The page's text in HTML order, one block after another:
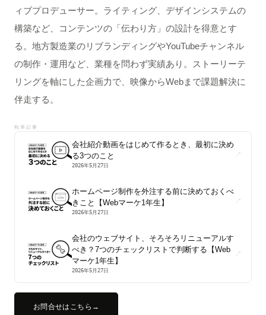
ィブプロデューサー。ライティング、デザインシステムの
構築など、コンテンツの「伝わり方」の設計を得意とす
る。地方製造業のリブランディングやYouTubeチャンネル
の制作・運用など、業種を問わず実績あり。ストーリーテ
リングを軸にした企画力で、映像からWebまで課題解決に
伴走する。
執筆記事
会社紹介動画をはじめて作るとき、最初に決め
る3つのこと
2026年5月27日
↗
ホームページ制作を外注する前に決めておくべ
きこと【Webマーケ1年生】
2026年5月27日
↗
会社のウェブサイト、そろそろリニューアルす
べき？7つのチェックリストで判断する【Web
マーケ1年生】
2026年5月27日
↗
お問合せはこちら →